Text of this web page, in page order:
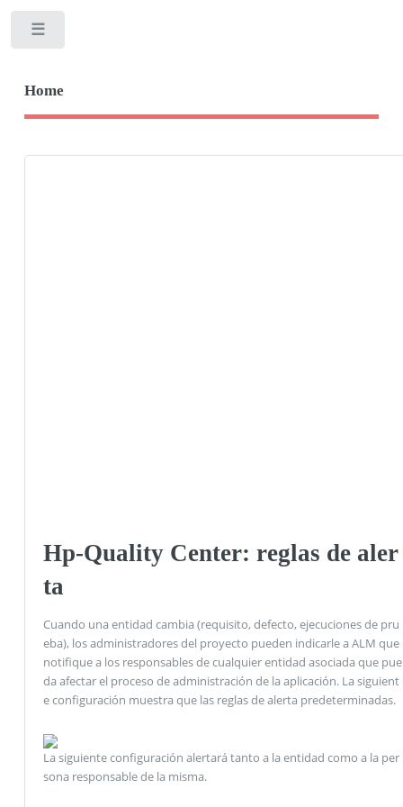
Home
Hp-Quality Center: reglas de aler
ta
Cuando una entidad cambia (requisito, defecto, ejecuciones de pru
eba), los administradores del proyecto pueden indicarle a ALM que
notifique a los responsables de cualquier entidad asociada que pue
da afectar el proceso de administración de la aplicación. La siguient
e configuración muestra que las reglas de alerta predeterminadas.
La siguiente configuración alertará tanto a la entidad como a la per
sona responsable de la misma.